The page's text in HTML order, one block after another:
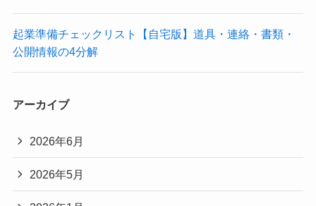
起業準備チェックリスト【自宅版】道具・連絡・書類・
公開情報の4分解
アーカイブ
2026年6月
2026年5月